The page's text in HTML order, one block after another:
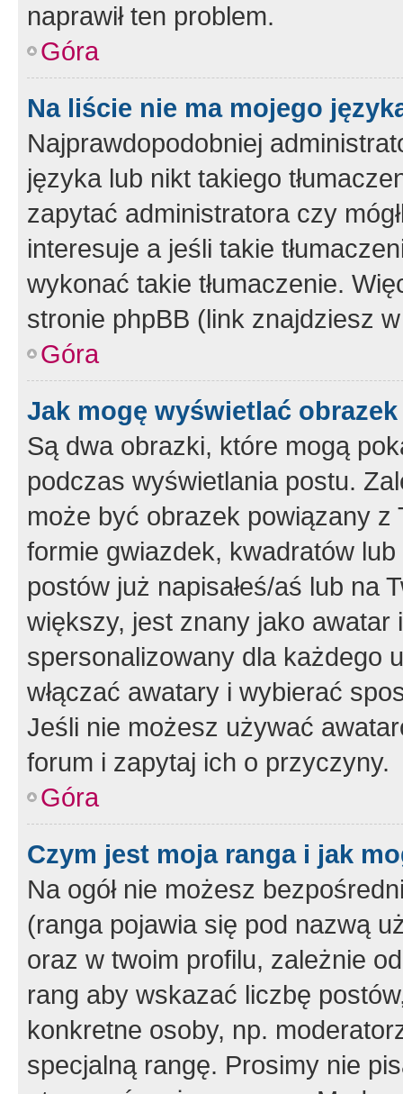
naprawił ten problem.
Góra
Na liście nie ma mojego
Najprawdopodobniej
języka lub nikt takiego
zapytać administratora czy
interesuje a jeśli takie
wykonać takie tłumaczenie.
stronie phpBB (link znajdziesz
Góra
Jak mogę wyświetlać
Są dwa obrazki, które mogą
podczas wyświetlania postu.
może być obrazek powiązany z
formie gwiazdek, kwadratów
postów już napisałeś/aś lub na
większy, jest znany jako
spersonalizowany dla każdego
włączać awatary i wybierać
Jeśli nie możesz używać
forum i zapytaj ich o przyczyny.
Góra
Czym jest moja ranga i jak
Na ogół nie możesz
(ranga pojawia się pod nazwą
oraz w twoim profilu, zależnie
rang aby wskazać liczbę
konkretne osoby, np.
specjalną rangę. Prosimy nie